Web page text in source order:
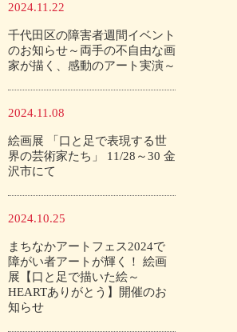
2024.11.22
千代田区の障害者週間イベント
のお知らせ～両手の不自由な画
家が描く、感動のアート実演～
2024.11.08
絵画展 「口と足で表現する世
界の芸術家たち」 11/28～30 金
沢市にて
2024.10.25
まちなかアートフェス2024で
障がい者アートが輝く！ 絵画
展【口と足で描いた絵～
HEARTありがとう】開催のお
知らせ